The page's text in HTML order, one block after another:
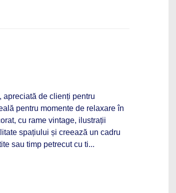
apreciată de clienți pentru
pentru momente de relaxare în
cu rame vintage, ilustrații
spațiului și creează un cadru
sau timp petrecut cu ti...